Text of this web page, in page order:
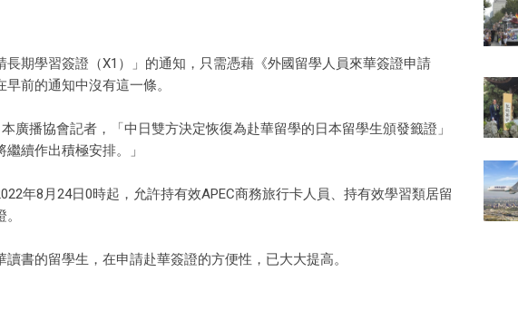
期學習簽證（X1）」的通知，只需憑藉《外國留學人員來華簽證申請
前的通知中沒有這一條。
廣播協會記者，「中日雙方決定恢復為赴華留學的日本留學生頒發籤證」
續作出積極安排。」
年8月24日0時起，允許持有效APEC商務旅行卡人員、持有效學習類居留
書的留學生，在申請赴華簽證的方便性，已大大提高。